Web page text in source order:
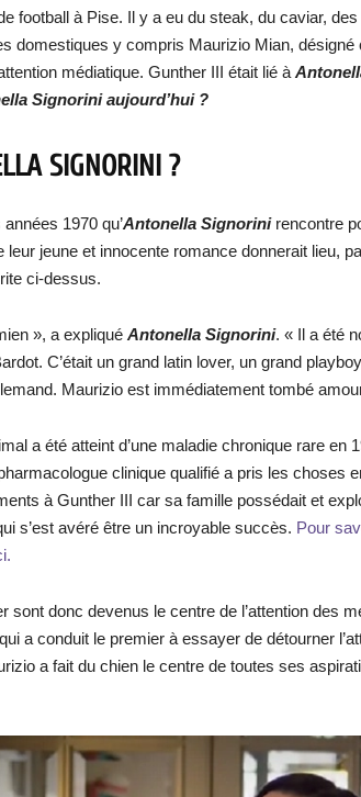
football à Pise. Il y a eu du steak, du caviar,
domestiques y compris Maurizio Mian,
médiatique. Gunther III était lié à
Signorini aujourd’hui ?
SIGNORINI ?
1970 qu’Antonella Signorinirencontre
leur jeune et innocente romance donnerait lieu,
ci-dessus.
», a expliqué Antonella Signorini. « Il a été
C’était un grand latin lover, un grand
Maurizio est immédiatement tombé
a été atteint d’une maladie chronique rare en
clinique qualifié a pris les choses
à Gunther III car sa famille possédait et
s’est avéré être un incroyable succès. Pour
sont donc devenus le centre de l’attention des
a conduit le premier à essayer de détourner
a fait du chien le centre de toutes ses